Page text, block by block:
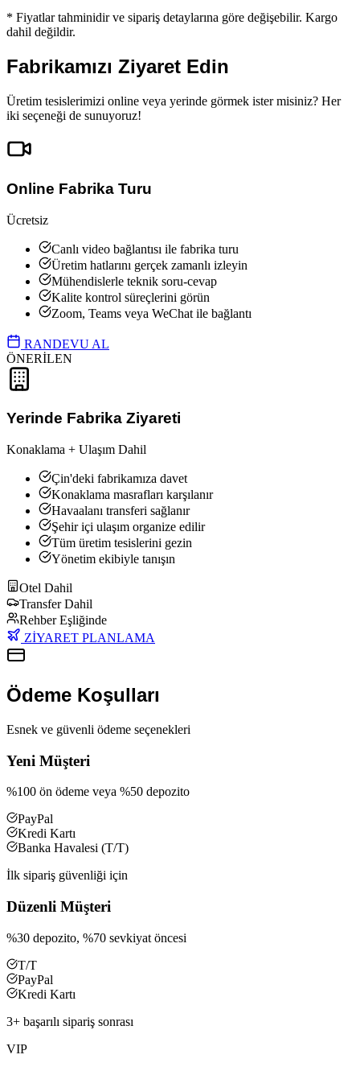
* Fiyatlar tahminidir ve sipariş detaylarına göre değişebilir. Kargo
dahil değildir.
Fabrikamızı Ziyaret Edin
Üretim tesislerimizi online veya yerinde görmek ister misiniz? Her
iki seçeneği de sunuyoruz!
Online Fabrika Turu
Ücretsiz
Canlı video bağlantısı ile fabrika turu
Üretim hatlarını gerçek zamanlı izleyin
Mühendislerle teknik soru-cevap
Kalite kontrol süreçlerini görün
Zoom, Teams veya WeChat ile bağlantı
RANDEVU AL
ÖNERİLEN
Yerinde Fabrika Ziyareti
Konaklama + Ulaşım Dahil
Çin'deki fabrikamıza davet
Konaklama masrafları karşılanır
Havaalanı transferi sağlanır
Şehir içi ulaşım organize edilir
Tüm üretim tesislerini gezin
Yönetim ekibiyle tanışın
Otel Dahil
Transfer Dahil
Rehber Eşliğinde
ZİYARET PLANLAMA
Ödeme Koşulları
Esnek ve güvenli ödeme seçenekleri
Yeni Müşteri
%100 ön ödeme veya %50 depozito
PayPal
Kredi Kartı
Banka Havalesi (T/T)
İlk sipariş güvenliği için
Düzenli Müşteri
%30 depozito, %70 sevkiyat öncesi
T/T
PayPal
Kredi Kartı
3+ başarılı sipariş sonrası
VIP